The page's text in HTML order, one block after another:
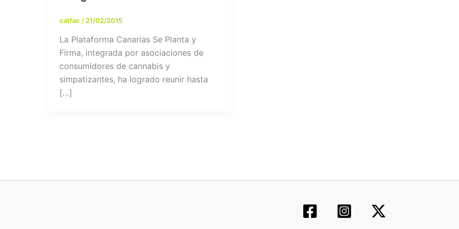
catfac / 21/02/2015
La Plataforma Canarias Se Planta y
Firma, integrada por asociaciones de
consumidores de cannabis y
simpatizantes, ha logrado reunir hasta
[…]